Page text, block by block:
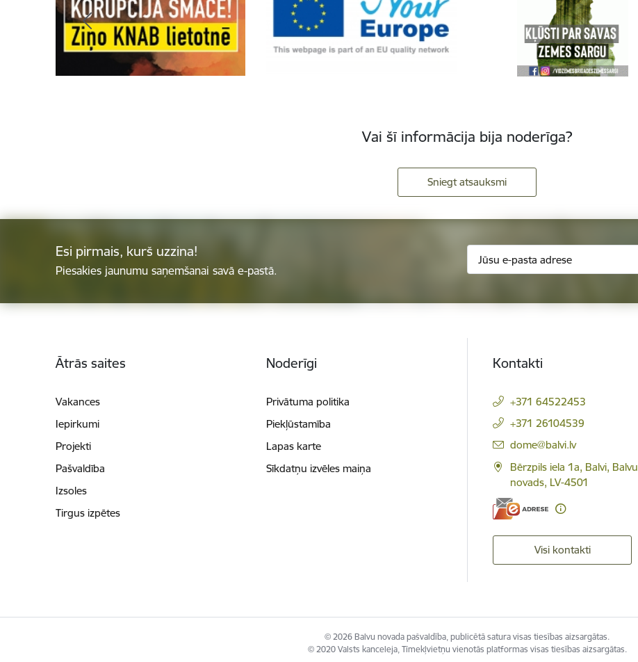
Vai šī informācija bija noderīga?
Sniegt atsauksmi
Esi pirmais, kurš uzzina!
Piesakies jaunumu saņemšanai savā e-pastā.
Ātrās saites
Vakances
Iepirkumi
Projekti
Pašvaldība
Izsoles
Tirgus izpētes
Noderīgi
Privātuma politika
Piekļūstamība
Lapas karte
Sīkdatņu izvēles maiņa
Kontakti
+371 64522453
+371 26104539
E-pasts:
dome@balvi.lv
Bērzpils iela 1a, Balvi, Balvu
novads, LV-4501
Visi kontakti
© 2026 Balvu novada pašvaldība, publicētā satura visas tiesības aizsargātas.
© 2020 Valsts kanceleja, Tīmekļvietņu vienotās platformas visas tiesības aizsargātas.